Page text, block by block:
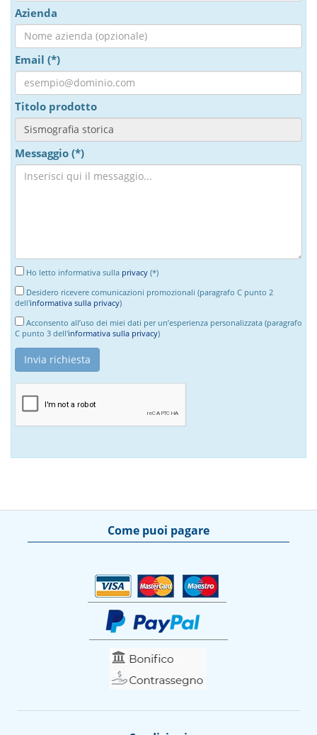
Azienda
Email (*)
Titolo prodotto
Messaggio (*)
Ho letto informativa sulla privacy (*)
Desidero ricevere comunicazioni promozionali (paragrafo C punto 2
dell'informativa sulla privacy)
Acconsento all’uso dei miei dati per un’esperienza personalizzata (paragrafo
C punto 3 dell'informativa sulla privacy)
Come puoi pagare